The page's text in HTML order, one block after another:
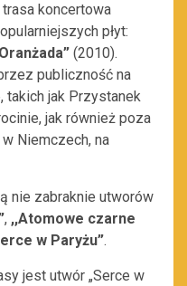
trasa koncertowa
płyt:
(2010).
publiczność na
takich jak Przystanek
jak również poza
Niemczech, na
nie zabraknie utworów
, ,,Atomowe czarne
w Paryżu”.
jest utwór „Serce w